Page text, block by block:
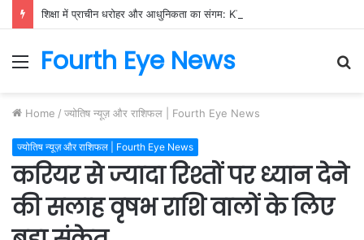
Menu
Fourth Eye News
Home / ज्योतिष न्यूज़ और राशिफल | Fourth Eye News
ज्योतिष न्यूज़ और राशिफल | Fourth Eye News
करियर से ज्यादा रिश्तों पर ध्यान देने
की सलाह वृषभ राशि वालों के लिए